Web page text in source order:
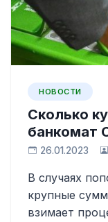
НОВОСТИ
Сколько
банкомат
26.01.2023
В случаях
крупные
взимает